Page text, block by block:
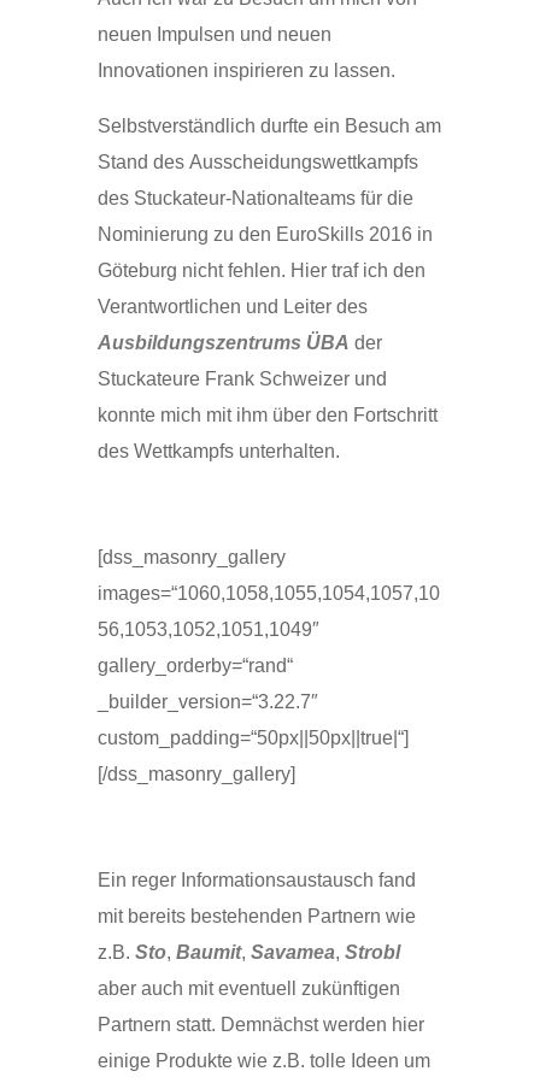
neuen Impulsen und neuen
Innovationen inspirieren zu lassen.
Selbstverständlich durfte ein Besuch am
Stand des Ausscheidungswettkampfs
des Stuckateur-Nationalteams für die
Nominierung zu den EuroSkills 2016 in
Göteburg nicht fehlen. Hier traf ich den
Verantwortlichen und Leiter des
Ausbildungszentrums ÜBA der
Stuckateure Frank Schweizer und
konnte mich mit ihm über den Fortschritt
des Wettkampfs unterhalten.
[dss_masonry_gallery
images=“1060,1058,1055,1054,1057,10
56,1053,1052,1051,1049″
gallery_orderby=“rand“
_builder_version=“3.22.7″
custom_padding=“50px||50px||true|“]
[/dss_masonry_gallery]
Ein reger Informationsaustausch fand
mit bereits bestehenden Partnern wie
z.B. Sto, Baumit, Savamea, Strobl
aber auch mit eventuell zukünftigen
Partnern statt. Demnächst werden hier
einige Produkte wie z.B. tolle Ideen um